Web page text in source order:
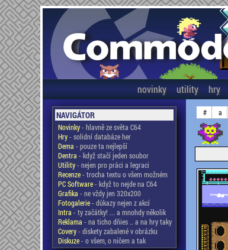
novinky utility hry
NAVIGÁTOR
Novinky- hlavně ze světa C64
Hry- solidní databáze her
Dema - pouze ta nejlepší
Dentra - když stačí jeden soubor
Utility- nejen pro práci a legraci
Recenze- trocha textu o všem možném
PC Software- když to nejde na C64
Grafika - ne vždy jen 320x200
Fotogalerie- důkazy nejen z akcí
Intra - ty začátky! ... a mnohdy několik
Reklama - na ticho dňies .. a na hry taky
Covery- diskety zabalené v obrázku
Diskuze- o všem, o ničem a tak
# a